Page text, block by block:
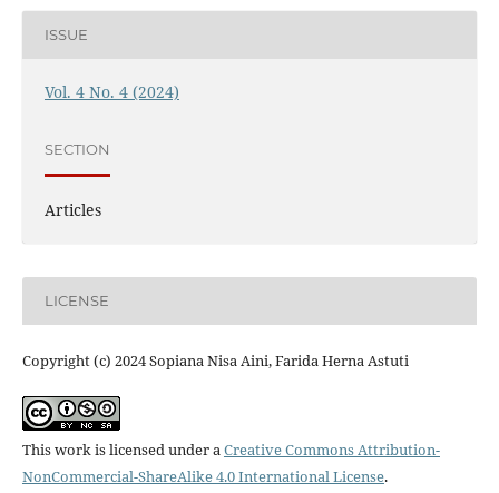
ISSUE
Vol. 4 No. 4 (2024)
SECTION
Articles
LICENSE
Copyright (c) 2024 Sopiana Nisa Aini, Farida Herna Astuti
This work is licensed under aCreative Commons Attribution-
NonCommercial-ShareAlike 4.0 International License.